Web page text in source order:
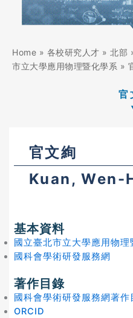
Home » 各校研究人才 » 北部
市立大學應用物理暨化學系 »
官
官文絢
Kuan, Wen-
基本資料
國立臺北市立大學應用物
國科會學術研發服務網
著作目錄
國科會學術研發服務網著作
ORCID